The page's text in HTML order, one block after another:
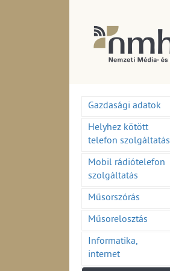
Gazdasági adatok
Helyhez kötött
telefon szolgáltatás
Mobil rádiótelefon
szolgáltatás
Műsorszórás
Műsorelosztás
Informatika,
internet